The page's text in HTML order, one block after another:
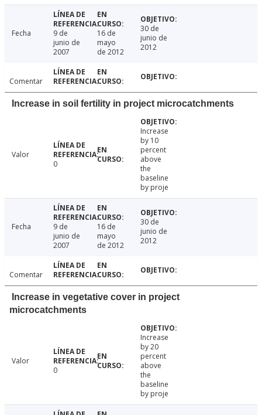
Fecha
9 de
junio de
2007
16 de
mayo
de 2012
30 de
junio de
2012
Comentar
Increase in soil fertility in project microcatchments
Valor
0
Increase
by 10
percent
above
the
baseline
by proje
Fecha
9 de
junio de
2007
16 de
mayo
de 2012
30 de
junio de
2012
Comentar
Increase in vegetative cover in project
microcatchments
Valor
0
Increase
by 20
percent
above
the
baseline
by proje